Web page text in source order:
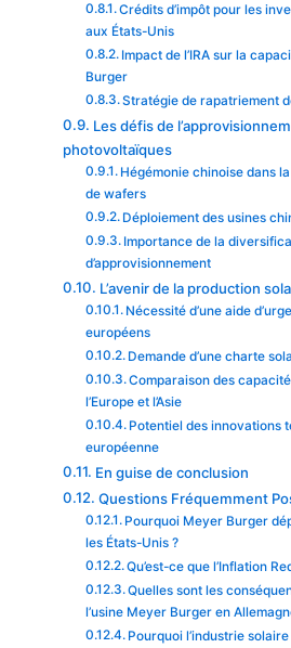
Crédits d’impôt pour les
aux États-Unis
Impact de l’IRA sur la
Burger
Stratégie de rapatriement
Les défis de
photovoltaïques
Hégémonie chinoise dans
de wafers
Déploiement des usines
Importance de la
d’approvisionnement
L’avenir de la production
Nécessité d’une aide
européens
Demande d’une charte
Comparaison des
l’Europe et l’Asie
Potentiel des innovations
européenne
En guise de conclusion
Questions Fréquemment
Pourquoi Meyer Burger
les États-Unis ?
Qu’est-ce que l’Inflation
Quelles sont les
l’usine Meyer Burger en
Pourquoi l’industrie